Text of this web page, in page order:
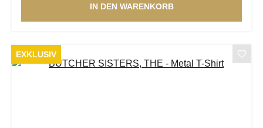
IN DEN WARENKORB
EXKLUSIV